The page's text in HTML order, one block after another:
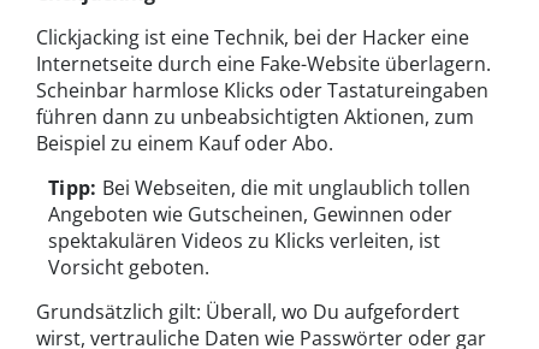
Clickjacking ist eine Technik, bei der Hacker eine
Internetseite durch eine Fake-Website überlagern.
Scheinbar harmlose Klicks oder Tastatureingaben
führen dann zu unbeabsichtigten Aktionen, zum
Beispiel zu einem Kauf oder Abo.
Tipp: Bei Webseiten, die mit unglaublich tollen
Angeboten wie Gutscheinen, Gewinnen oder
spektakulären Videos zu Klicks verleiten, ist
Vorsicht geboten.
Grundsätzlich gilt: Überall, wo Du aufgefordert
wirst, vertrauliche Daten wie Passwörter oder gar